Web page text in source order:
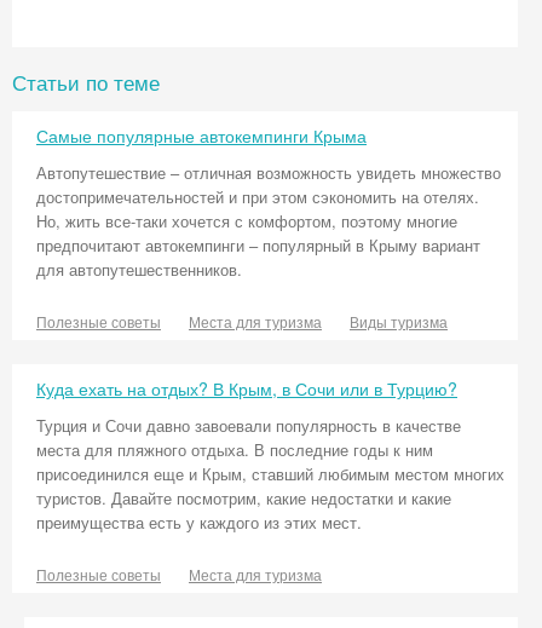
Статьи по теме
Самые популярные автокемпинги Крыма
Автопутешествие – отличная возможность увидеть множество
достопримечательностей и при этом сэкономить на отелях.
Но, жить все-таки хочется с комфортом, поэтому многие
предпочитают автокемпинги – популярный в Крыму вариант
для автопутешественников.
Полезные советы Места для туризма Виды туризма
Куда ехать на отдых? В Крым, в Сочи или в Турцию?
Турция и Сочи давно завоевали популярность в качестве
места для пляжного отдыха. В последние годы к ним
присоединился еще и Крым, ставший любимым местом многих
туристов. Давайте посмотрим, какие недостатки и какие
преимущества есть у каждого из этих мест.
Полезные советы Места для туризма